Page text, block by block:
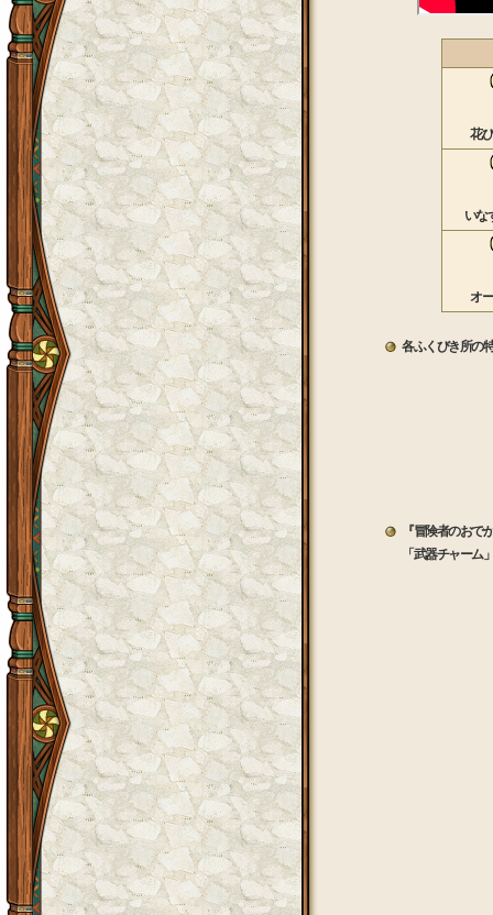
花
いな
オ
各ふくびき所の
『冒険者のお
「武器チャーム